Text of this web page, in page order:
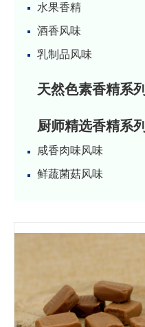
水果香精
酒香风味
乳制品风味
天然色素香精系列
厨师精选香精系列
咸香肉味风味
鲜蔬菌菇风味